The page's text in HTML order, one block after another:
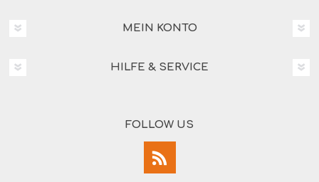
MEIN KONTO
HILFE & SERVICE
FOLLOW US